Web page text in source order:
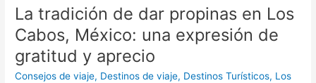
La tradición de dar propinas en Los
Cabos, México: una expresión de
gratitud y aprecio
Consejos de viaje, Destinos de viaje, Destinos Turísticos, Los
y
aprecio